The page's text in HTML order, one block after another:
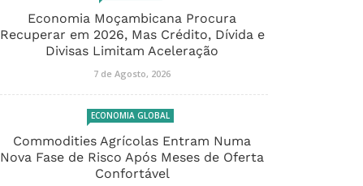
Economia Moçambicana Procura
Recuperar em 2026, Mas Crédito, Dívida e
Divisas Limitam Aceleração
7 de Agosto, 2026
ECONOMIA GLOBAL
Commodities Agrícolas Entram Numa
Nova Fase de Risco Após Meses de Oferta
Confortável